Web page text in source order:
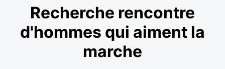
Recherche rencontre
d'hommes qui aiment la
marche